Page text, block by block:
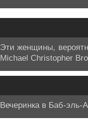
Эти женщины,
Michael Christopher
Вечеринка в Баб-эль-